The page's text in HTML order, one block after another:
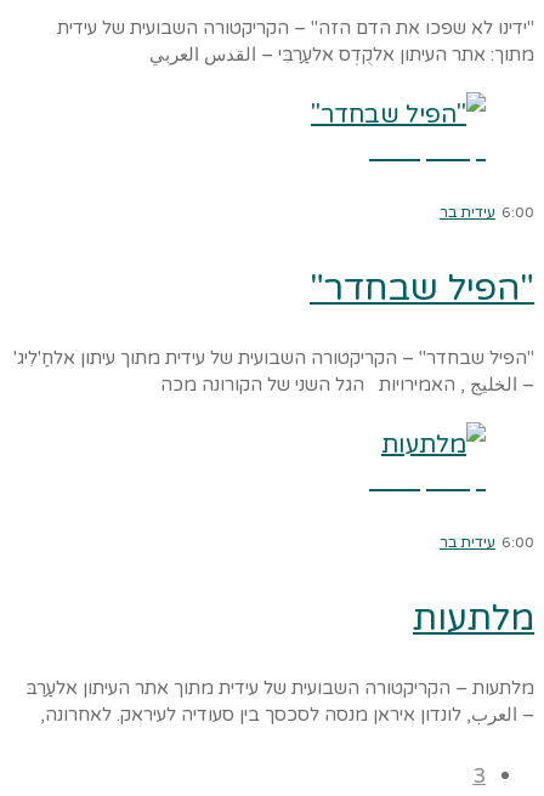
"ידינו לא שפכו את הדם הזה" – הקריקטורה השבועית של עידית
מתוך: אתר העיתון אלקֻדְס אלעַרַבִּי – القدس العربي
6:00 עידית בר
"הפיל שבחדר"
"הפיל שבחדר" – הקריקטורה השבועית של עידית מתוך עיתון אלחַ'לִיג'
– الخليج , האמירויות הגל השני של הקורונה מכה
6:00 עידית בר
מלתעות
מלתעות – הקריקטורה השבועית של עידית מתוך אתר העיתון אלעַרַבּ
– العرب, לונדון איראן מנסה לסכסך בין סעודיה לעיראק. לאחרונה,
3